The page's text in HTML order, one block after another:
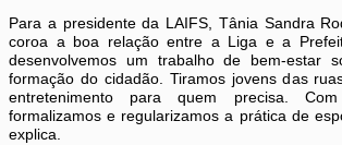
Para a presidente da LAIFS, Tânia Sandra
coroa a boa relação entre a Liga e a
desenvolvemos um trabalho de bem-estar
formação do cidadão. Tiramos jovens das
entretenimento para quem precisa.
formalizamos e regularizamos a prática de
explica.